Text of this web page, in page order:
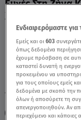
Ευχές Στη Ζήνα
Χρόνια
TAGS: ΖΗΝΑ
PARTY
Ενδιαφερόμαστε
Εμείς και οι603
όπως δεδομένα
έχουμε πρόσβαση σε
καταστεί δυνατή η
προκειμένου να
για τους οποίους εμείς
δεδομένα με σκοπό την
όλων ή αποσύρετε τη
απενεργοποιηθούν. Αν
περιεχόμενο και κάποιες